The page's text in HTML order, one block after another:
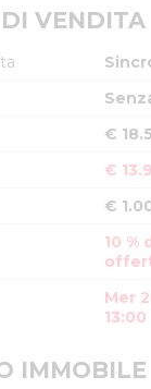
VENDITA
€
€
€
10 %
Mer
13:00
IMMOBILE